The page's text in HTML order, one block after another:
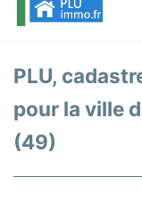
PLU,
pour la ville
(49)